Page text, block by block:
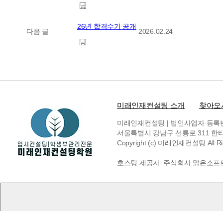
다음 글
26년 합격수기 공개
2026.02.24
미래인재컨설팅 소개 찾아
미래인재컨설팅 | 법인사업자 등
서울특별시 강남구 선릉로 311 한
Copyright (c) 미래인재컨설팅 All
호스팅 제공자: 주식회사 맑은소